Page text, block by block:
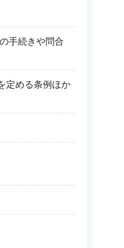
手続きや問合
定める条例ほか